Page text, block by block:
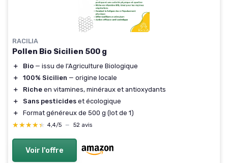
RACILIA
Pollen Bio Sicilien 500 g
＋ Bio — issu de l'Agriculture Biologique
＋
100% Sicilien — origine locale
＋
Riche en vitamines, minéraux et antioxydants
＋
Sans pesticides et écologique
＋
Format généreux de 500 g (lot de 1)
★★★★★
★★★★★ 4,4/5 — 52 avis
Voir l'offre